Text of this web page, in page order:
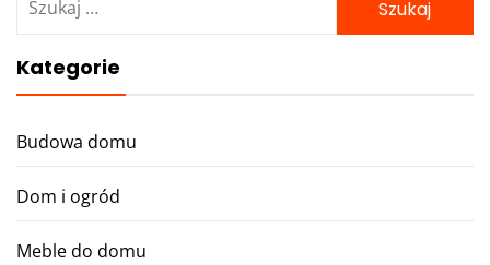
Kategorie
Budowa domu
Dom i ogród
Meble do domu